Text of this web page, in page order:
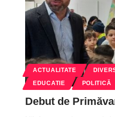
ACTUALITATE
EDUCATIE POLITICĂ
Debut de